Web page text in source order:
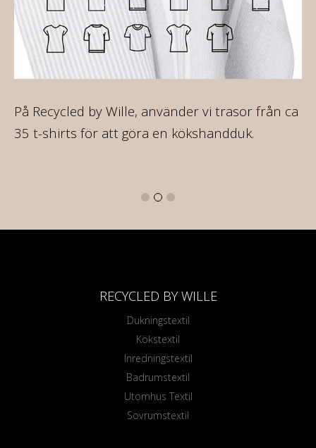
På Recycled by Wille, använder vi trasor från ca
35 t-shirts för att göra en kökshandduk.
RECYCLED BY WILLE
Dukningstextil
Kökstextil
Inredningstextil
Badrumstextil
Utomhus Textil
Sovrumstextil